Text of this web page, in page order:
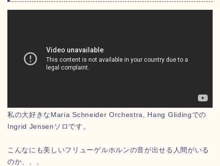
私の大好きなMaria Schneider Orchestra, Hang Glidingでの
Ingrid Jensenソロです。
こんなにも美しいフリューゲルホルンの音が出せる人間がいる
のか、、、